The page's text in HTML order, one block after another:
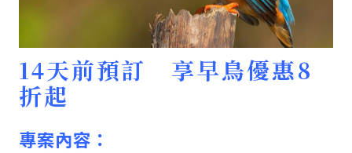
14天前預訂 享早鳥優惠8
折起
專案內容：